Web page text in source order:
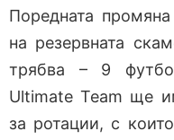
Поредната
на резервната
трябва – 9
Ultimate Team ще
за ротации, с